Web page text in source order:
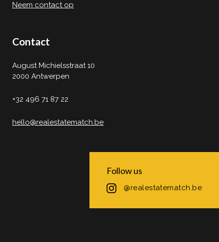
Neem contact op
Contact
August Michielsstraat 10
2000 Antwerpen
+32 496 71 87 22
hello@realestatematch.be
Follow us
@realestatematch.be